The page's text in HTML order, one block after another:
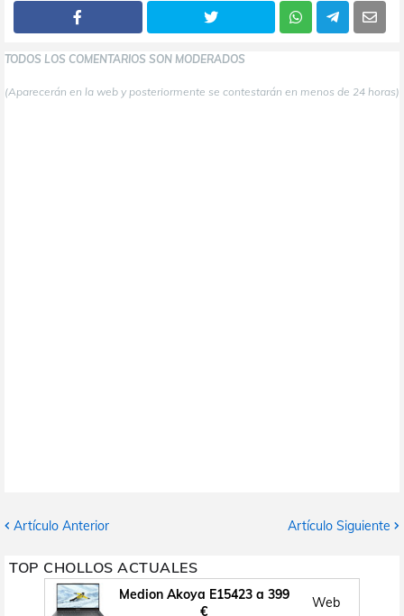
TODOS LOS COMENTARIOS SON MODERADOS
(Aparecerán en la web y posteriormente se contestarán en menos de 24 horas)
Artículo Anterior Artículo Siguiente
TOP CHOLLOS ACTUALES
Medion Akoya E15423 a 399
€
Web